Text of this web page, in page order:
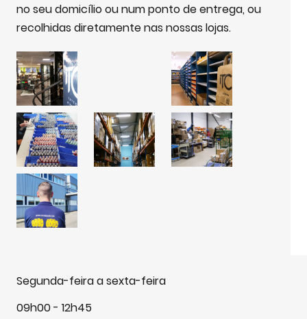
no seu domicílio ou num ponto de entrega, ou
recolhidas diretamente nas nossas lojas.
Segunda-feira a sexta-feira
09h00 - 12h45